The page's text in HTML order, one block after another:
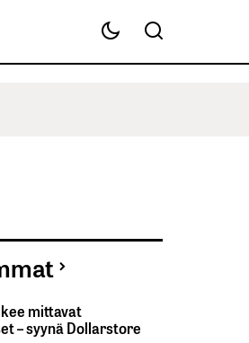
mittavat
– syynä Dollarstore